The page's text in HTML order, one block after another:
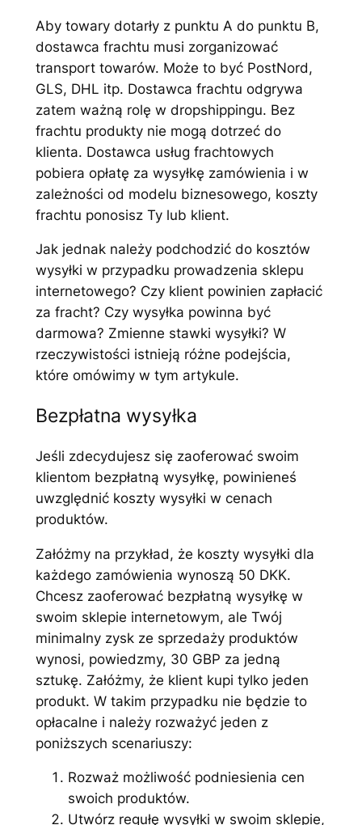
Aby towary dotarły z punktu A do punktu B,
dostawca frachtu musi zorganizować
transport towarów. Może to być PostNord,
GLS, DHL itp. Dostawca frachtu odgrywa
zatem ważną rolę w dropshippingu. Bez
frachtu produkty nie mogą dotrzeć do
klienta. Dostawca usług frachtowych
pobiera opłatę za wysyłkę zamówienia i w
zależności od modelu biznesowego, koszty
frachtu ponosisz Ty lub klient.
Jak jednak należy podchodzić do kosztów
wysyłki w przypadku prowadzenia sklepu
internetowego? Czy klient powinien zapłacić
za fracht? Czy wysyłka powinna być
darmowa? Zmienne stawki wysyłki? W
rzeczywistości istnieją różne podejścia,
które omówimy w tym artykule.
Bezpłatna wysyłka
Jeśli zdecydujesz się zaoferować swoim
klientom bezpłatną wysyłkę, powinieneś
uwzględnić koszty wysyłki w cenach
produktów.
Załóżmy na przykład, że koszty wysyłki dla
każdego zamówienia wynoszą 50 DKK.
Chcesz zaoferować bezpłatną wysyłkę w
swoim sklepie internetowym, ale Twój
minimalny zysk ze sprzedaży produktów
wynosi, powiedzmy, 30 GBP za jedną
sztukę. Załóżmy, że klient kupi tylko jeden
produkt. W takim przypadku nie będzie to
opłacalne i należy rozważyć jeden z
poniższych scenariuszy:
Rozważ możliwość podniesienia cen
swoich produktów.
Utwórz regułę wysyłki w swoim sklepie,